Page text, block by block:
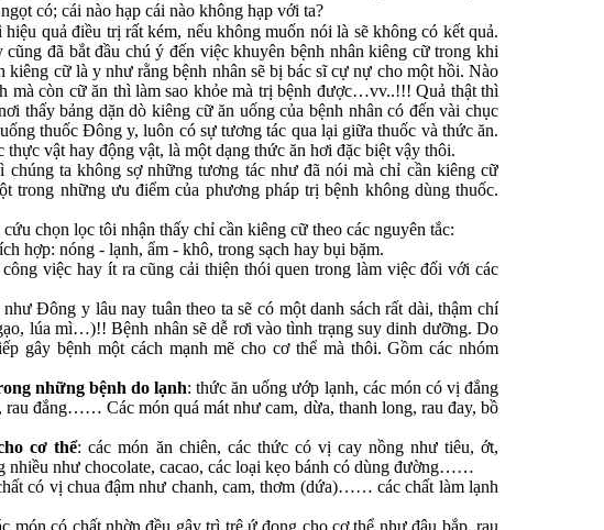
có; cái nào hạp cái nào không hạp với ta?
điều trị rất kém, nếu không muốn nói là sẽ không có kết quả.
đã bắt đầu chú ý đến việc khuyên bệnh nhân kiêng cữ trong khi
cữ là y như rằng bệnh nhân sẽ bị bác sĩ cự nự cho một hồi. Nào
mà còn cữ ăn thì làm sao khỏe mà trị bệnh được…vv..!!! Quả thật thì
thấy bảng dặn dò kiêng cữ ăn uống của bệnh nhân có đến vài chục
thuốc Đông y, luôn có sự tương tác qua lại giữa thuốc và thức ăn.
vật hay động vật, là một dạng thức ăn hơi đặc biệt vậy thôi.
ta không sợ những tương tác như đã nói mà chỉ cần kiêng cữ
trong những ưu điểm của phương pháp trị bệnh không dùng thuốc.
lọc tôi nhận thấy chỉ cần kiêng cữ theo các nguyên tắc:
hợp: nóng - lạnh, ẩm - khô, trong sạch hay bụi bặm.
việc hay ít ra cũng cải thiện thói quen trong làm việc đối với các
Đông y lâu nay tuân theo ta sẽ có một danh sách rất dài, thậm chí
lúa mì…)!! Bệnh nhân sẽ dễ rơi vào tình trạng suy dinh dưỡng. Do
gây bệnh một cách mạnh mẽ cho cơ thể mà thôi. Gồm các nhóm
những bệnh do lạnh: thức ăn uống ướp lạnh, các món có vị đắng
rau đắng…… Các món quá mát như cam, dừa, thanh long, rau đay, bồ
cơ thể: các món ăn chiên, các thức có vị cay nồng như tiêu, ớt,
như chocolate, cacao, các loại kẹo bánh có dùng đường……
có vị chua đậm như chanh, cam, thơm (dứa)…… các chất làm lạnh